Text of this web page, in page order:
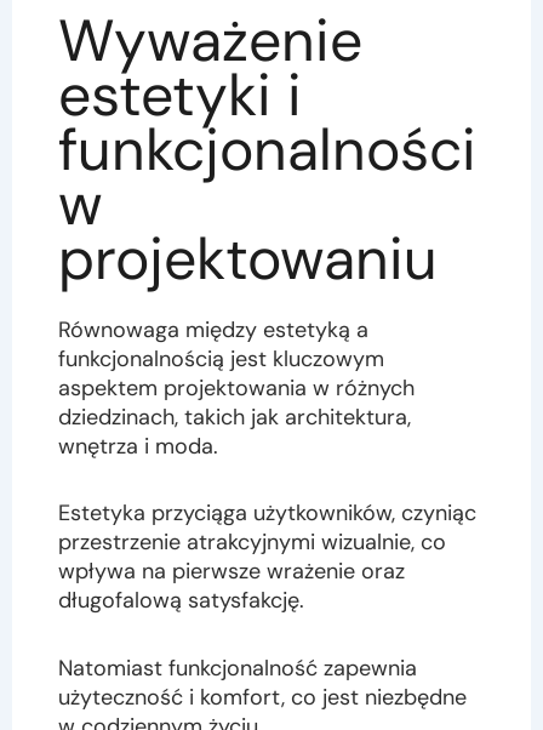
Wyważenie
estetyki i
funkcjonalności
w
projektowaniu
Równowaga między estetyką a
funkcjonalnością jest kluczowym
aspektem projektowania w różnych
dziedzinach, takich jak architektura,
wnętrza i moda.
Estetyka przyciąga użytkowników, czyniąc
przestrzenie atrakcyjnymi wizualnie, co
wpływa na pierwsze wrażenie oraz
długofalową satysfakcję.
Natomiast funkcjonalność zapewnia
użyteczność i komfort, co jest niezbędne